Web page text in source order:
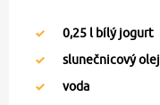
0,25 l bílý jogurt
slunečnicový olej
voda